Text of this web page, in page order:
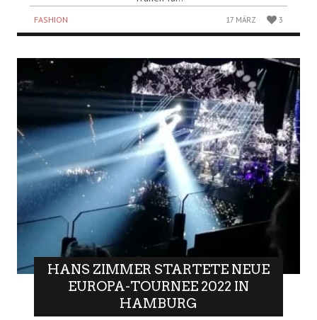
FASHION 17 MÄRZ 3
HANS ZIMMER STARTETE NEUE
EUROPA-TOURNEE 2022 IN
HAMBURG